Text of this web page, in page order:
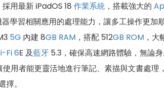
採用最新 iPadOS 18 作業系統 ，搭載強大的
學習相關應用的處理能力，讓多工操作更
5G 內建 8GB RAM ，搭配 512GB ROM ，
Fi 6E 及藍牙 5.3，確保高速網路體驗，無論
用者能更靈活地進行筆記、素描與文書處
。